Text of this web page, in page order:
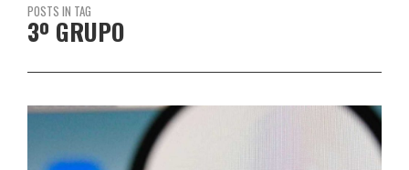
POSTS IN TAG
3º GRUPO